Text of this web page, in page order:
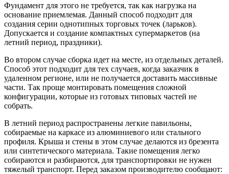
Фундамент для этого не требуется, так как нагрузка на
основание приемлемая. Данный способ подходит для
создания серии однотипных торговых точек (ларьков).
Допускается и создание компактных супермаркетов (на
летний период, праздники).
Во втором случае сборка идет на месте, из отдельных деталей.
Способ этот подходит для тех случаев, когда заказчик в
удаленном регионе, или не получается доставить массивные
части. Так проще монтировать помещения сложной
конфигурации, которые из готовых типовых частей не
собрать.
В летний период распространены легкие павильоны,
собираемые на каркасе из алюминиевого или стального
профиля. Крыша и стены в этом случае делаются из брезента
или синтетического материала. Такие помещения легко
собираются и разбираются, для транспортировки не нужен
тяжелый транспорт. Перед заказом производителю сообщают: